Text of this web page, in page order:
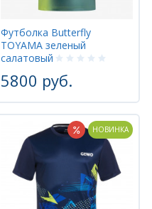
Футболка Butterfly
TOYAMA зеленый
салатовый
5800 руб.
НОВИНКА